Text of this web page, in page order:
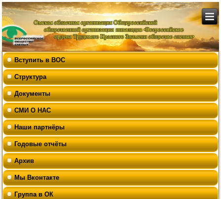
Вступить в ВОС
Структура
Документы
СМИ О НАС
Наши партнёры
Годовые отчёты
Архив
Мы Вконтакте
Группа в ОК